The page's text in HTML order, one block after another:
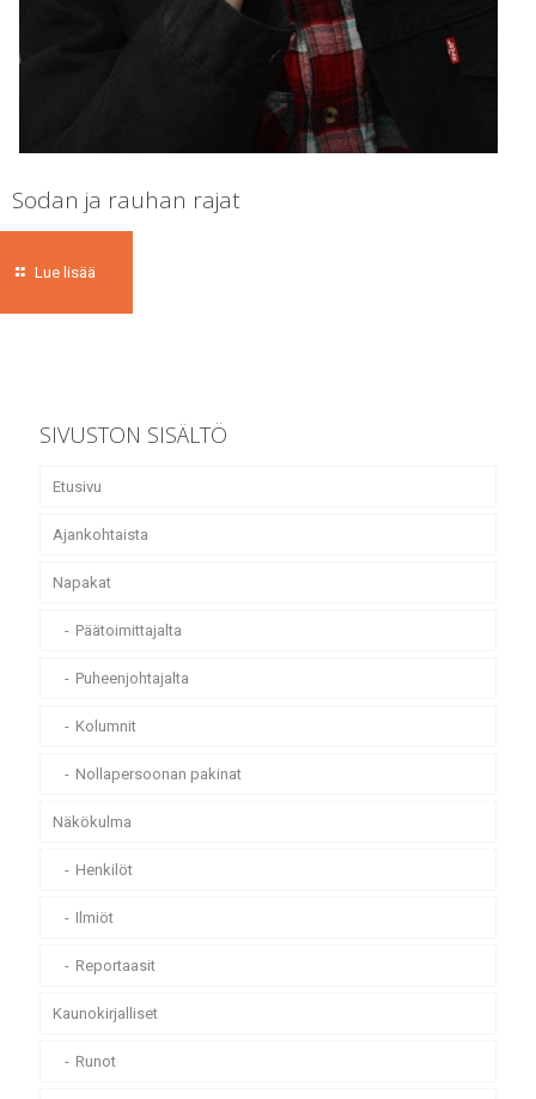
Sodan ja rauhan rajat
Lue lisää
SIVUSTON SISÄLTÖ
Etusivu
Ajankohtaista
Napakat
Päätoimittajalta
Puheenjohtajalta
Kolumnit
Nollapersoonan pakinat
Näkökulma
Henkilöt
Ilmiöt
Reportaasit
Kaunokirjalliset
Runot